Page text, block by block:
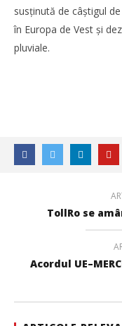
susținută de câștigul
în Europa de Vest și
pluviale.
TollRo se
Acordul